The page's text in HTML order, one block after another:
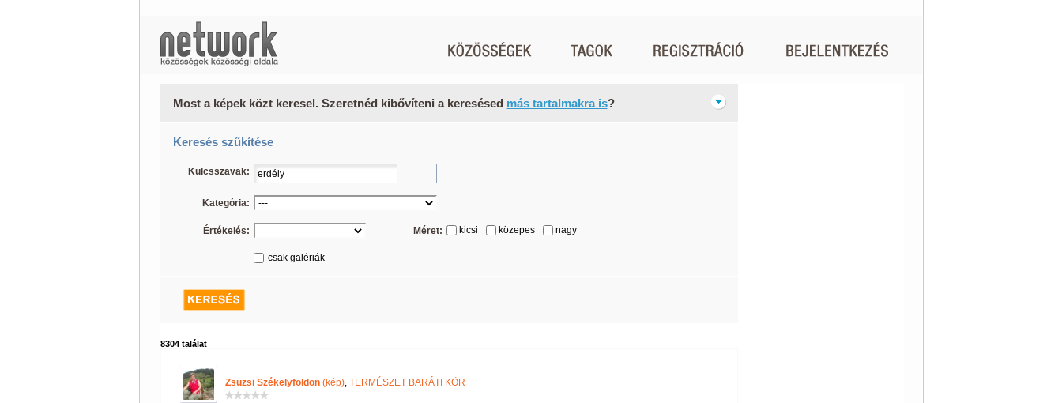
Most a képek közt keresel. Szeretnéd kibővíteni a keresésed más tartalmakra is?
Keresés szűkítése
Kulcsszavak:
Kategória:
Értékelés: Méret: kicsi közepes nagy
csak galériák
8304 találat
Zsuzsi Székelyföldön(kép), TERMÉSZET BARÁTI KÖR